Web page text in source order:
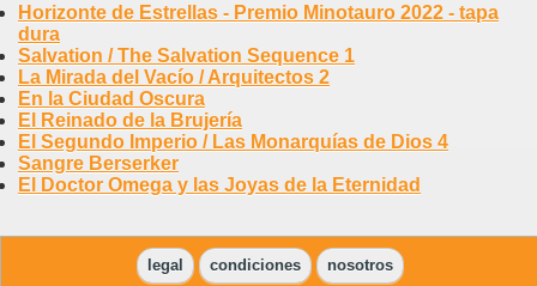
Horizonte de Estrellas - Premio Minotauro 2022 - tapa
dura
Salvation / The Salvation Sequence 1
La Mirada del Vacío / Arquitectos 2
En la Ciudad Oscura
El Reinado de la Brujería
El Segundo Imperio / Las Monarquías de Dios 4
Sangre Berserker
El Doctor Omega y las Joyas de la Eternidad
legal condiciones nosotros